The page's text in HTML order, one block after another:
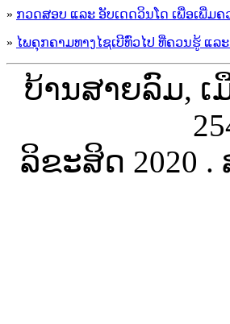
» ກວດສອບ ແລະ ອັບເດດວິນໂດ ເພື່ອເພີ່ມ
» ໄພຄຸກຄາມທາງໄຊເບີທົ່ວໄປ ທີ່ຄວນຮູ້ ແລ
ບ້ານສາຍລົມ, ເ
ລິຂະສິດ 2020